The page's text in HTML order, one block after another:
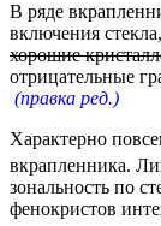
В ряде
включения стекла,
хорошие
отрицательные
(правка ред.)
Характерно
вкрапленника.
зональность по
фенокристов